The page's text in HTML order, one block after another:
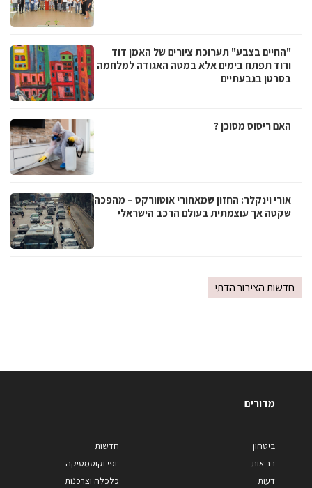
"החיים בצבע" תערוכת ציורים של האמן דוד
ורוד תפתח בימים אלא במטה האגודה למלחמה
בסרטן בגבעתיים
האם ריסוס מסוכן ?
אורי וינקלר: החזון שמאחורי אוטוורקס – מהפכה
שקטה אך עוצמתית בעולם הרכב הישראלי
חדשות הציבור הדתי
מדורים
ביטחון
בריאות
דעות
חדשות
יופי וקוסמטיקה
כלכלה וצרכנות